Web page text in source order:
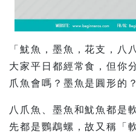
「魷魚，墨魚，花支，八
大家平日都經常食，但你
爪魚會嗎？墨魚是圓形的
八爪魚、墨魚和魷魚都是
先都是鸚鵡螺，故又稱「